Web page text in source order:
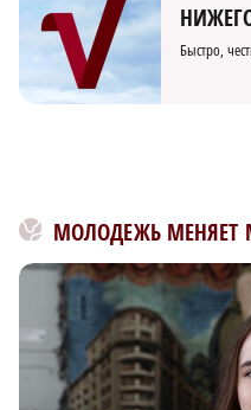
Быстро,
МОЛОДЕЖЬ МЕНЯЕТ